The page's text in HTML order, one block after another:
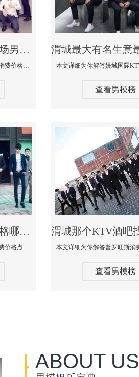
渭城哪个KTV酒吧夜场男模公关型男最帅-尚都国际KTV消费价格点评
本文详细为你解答尚都国际KTV消费价格点评，更多关于哪个KTV酒吧夜场男模公关型男最帅免费咨询150 99997335微信同步
查看男模榜
渭城KTV男模小费价格哪家便宜-宝马会KTV消费口碑点评
本文详细为你解答宝马会KTV消费价格点评，更多关于KTV男模小费价格哪家便宜免费咨询150 99997335微信同步！
查看男模榜
ABOUT US